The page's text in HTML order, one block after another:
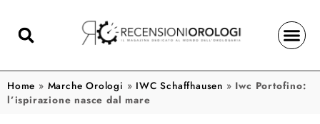
Home » Marche Orologi » IWC Schaffhausen » Iwc Portofino:
l’ispirazione nasce dal mare